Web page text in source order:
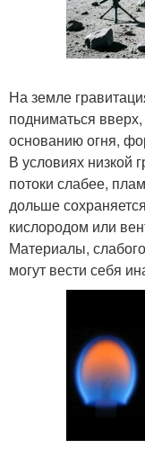
На земле
подниматься
основанию огня,
В условиях низкой
потоки слабее,
дольше
кислородом или
Материалы,
могут вести себя